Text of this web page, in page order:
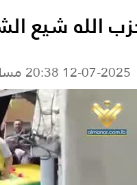
الله شيع
12-07-2025 20:38 مساءً